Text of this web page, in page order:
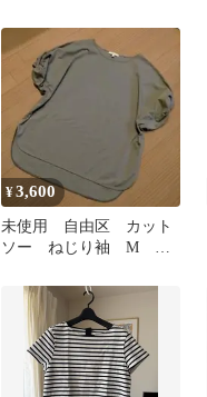
¥3,600
未使用 自由区 カット
ソー ねじり袖 M ボ